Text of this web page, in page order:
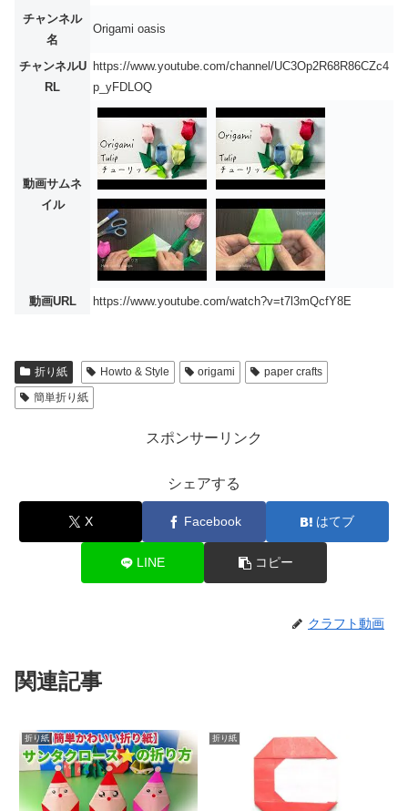
チャンネル
名
Origami oasis
チャンネルU
RL
https://www.youtube.com/channel/UC3Op2R68R86CZc4
p_yFDLOQ
動画サムネ
イル
動画URL https://www.youtube.com/watch?v=t7l3mQcfY8E
折り紙 Howto & Style origami
paper crafts
簡単折り紙
スポンサーリンク
シェアする
X Facebook はてブ
LINE コピー
クラフト動画
関連記事
折り紙 折り紙